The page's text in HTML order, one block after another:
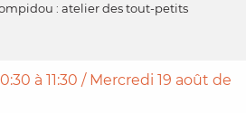
: atelier des tout-petits
à 11:30 / Mercredi 19 août de